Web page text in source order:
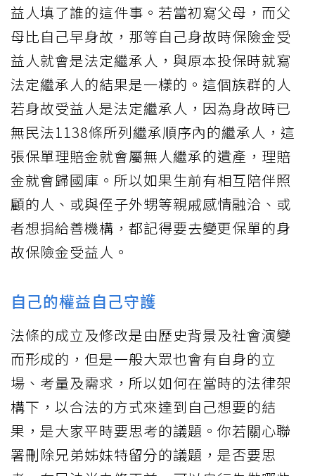
益人填了誰的這件事。若當初寫父母，而父
母比自己早身故，那等自己身故時保險金受
益人就會是法定繼承人，與原本投保時就寫
法定繼承人的結果是一樣的。這個族群的人
若身故受益人是法定繼承人，因為身故時已
無民法1138條所列繼承順序內的繼承人，這
張保單理賠金就會屬無人繼承的遺產，理賠
金就會歸國庫。所以如果生前有相互陪伴照
顧的人、或與侄子外甥等親戚感情融洽、或
者想捐給善機構，都記得要去變更保單的身
故保險金受益人。
自己的權益自己守護
法條的成立及修改是由歷史背景及社會演變
而形成的，但是一般大眾也會有自身的立
場、考量及需求，所以如何在當時的法律架
構下，以合法的方式來達到自己想要的結
果，是大家平時要思考的議題。你若關心聯
署刪除兄弟姊妹特留分的議題，是否要思